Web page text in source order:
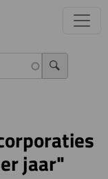
jaar"